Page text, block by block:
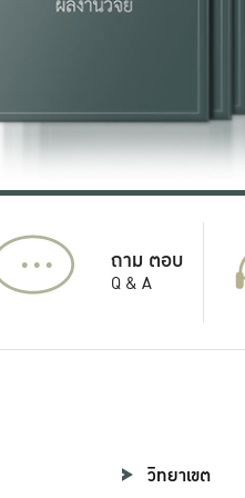
... ถาม ตอบ
Q & A
วิทยาเขต